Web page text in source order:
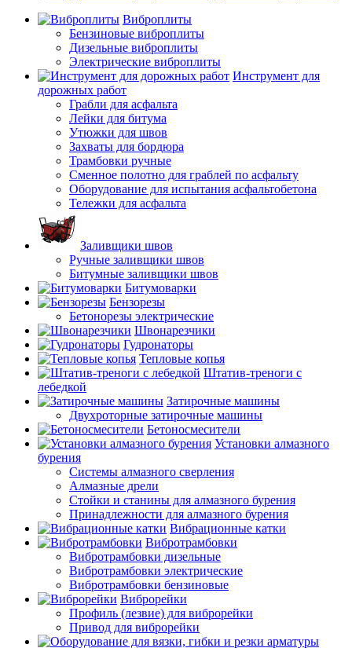
Виброплиты
Бензиновые виброплиты
Дизельные виброплиты
Электрические виброплиты
Инструмент для
дорожных работ
Грабли для асфальта
Лейки для битума
Утюжки для швов
Захваты для бордюра
Трамбовки ручные
Сменное полотно для граблей по асфальту
Оборудование для испытания асфальтобетона
Тележки для асфальта
Заливщики швов
Ручные заливщики швов
Битумные заливщики швов
Битумоварки
Бензорезы
Бетонорезы электрические
Швонарезчики
Гудронаторы
Тепловые копья
Штатив-треноги с
лебедкой
Затирочные машины
Двухроторные затирочные машины
Бетоносмесители
Установки алмазного
бурения
Системы алмазного сверления
Алмазные дрели
Стойки и станины для алмазного бурения
Принадлежности для алмазного бурения
Вибрационные катки
Вибротрамбовки
Вибротрамбовки дизельные
Вибротрамбовки электрические
Вибротрамбовки бензиновые
Виброрейки
Профиль (лезвие) для виброрейки
Привод для виброрейки